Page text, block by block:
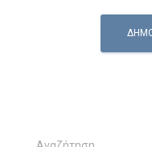
Α